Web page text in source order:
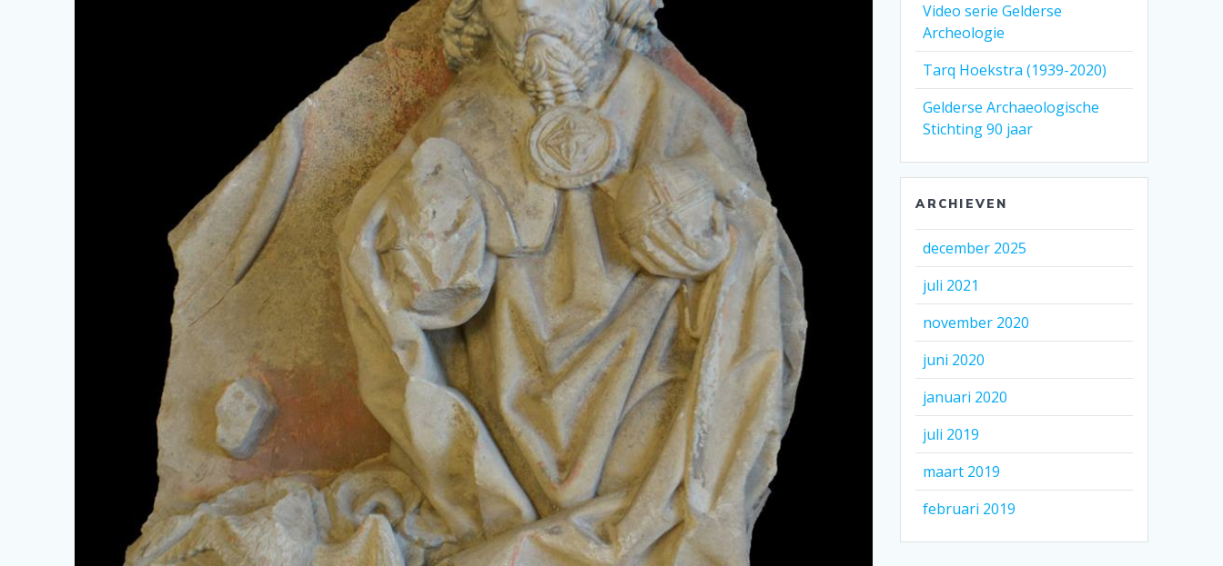
Video serie Gelderse
Archeologie
Tarq Hoekstra (1939-2020)
Gelderse Archaeologische
Stichting 90 jaar
ARCHIEVEN
december 2025
juli 2021
november 2020
juni 2020
januari 2020
juli 2019
maart 2019
februari 2019